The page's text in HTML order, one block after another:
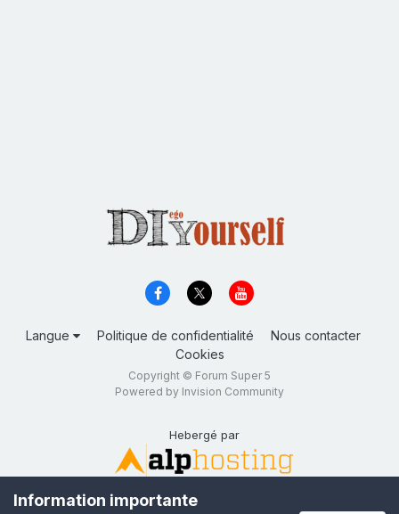
Langue Politique de confidentialité
Nous contacter
Cookies
Copyright © Forum Super 5
Powered by Invision Community
Hebergé par
Information importante